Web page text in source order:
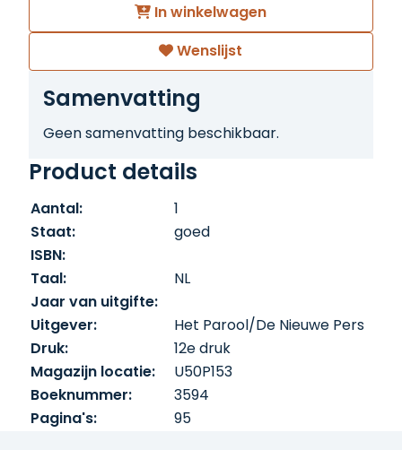
In winkelwagen
Wenslijst
Samenvatting
Geen samenvatting beschikbaar.
Product details
Aantal:
1
Staat:
goed
ISBN:
Taal:
NL
Jaar van uitgifte:
Uitgever:
Het Parool/De Nieuwe Pers
Druk:
12e druk
Magazijn locatie:
U50P153
Boeknummer:
3594
Pagina's:
95